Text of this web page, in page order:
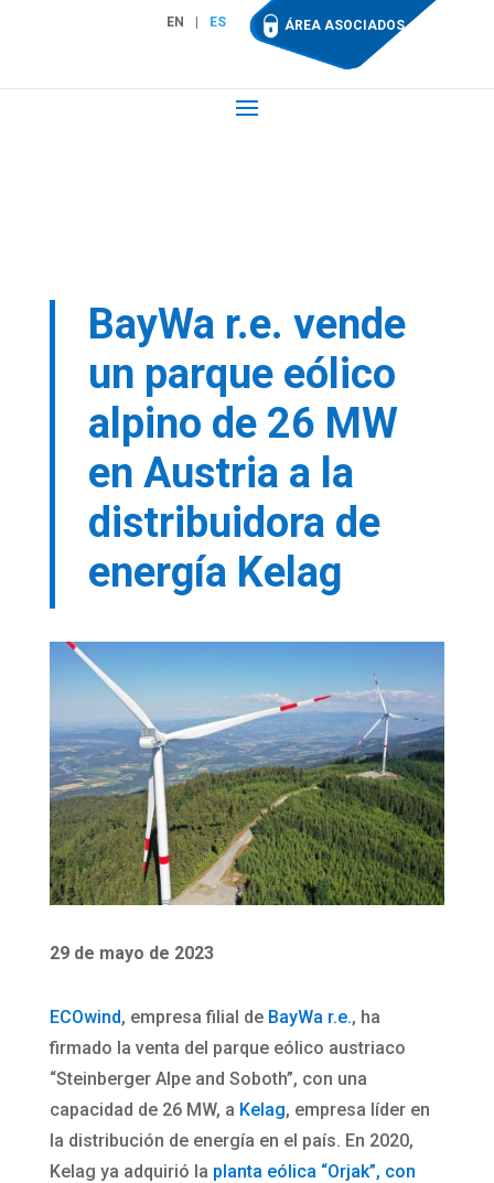
EN ES ÁREA ASOCIADOS
BayWa r.e. vende
un parque eólico
alpino de 26 MW
en Austria a la
distribuidora de
energía Kelag
29 de mayo de 2023
ECOwind, empresa filial de BayWa r.e., ha
firmado la venta del parque eólico austriaco
“Steinberger Alpe and Soboth”, con una
capacidad de 26 MW, a Kelag, empresa líder en
la distribución de energía en el país. En 2020,
Kelag ya adquirió la planta eólica “Orjak”, con